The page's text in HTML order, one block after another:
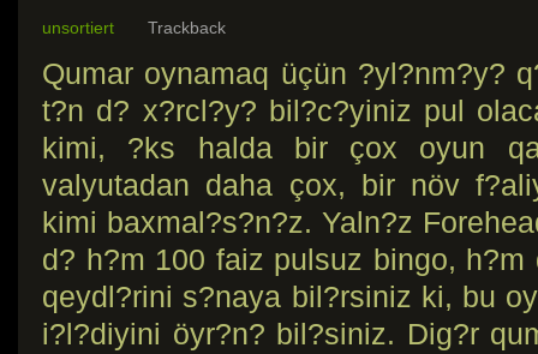
unsortiert Trackback
Qumar oynamaq üçün ?yl?nm?y?
t?n d? x?rcl?y? bil?c?yiniz pul
kimi, ?ks halda bir çox oyun
valyutadan daha çox, bir növ
kimi baxmal?s?n?z. Yaln?z
d? h?m 100 faiz pulsuz bingo,
qeydl?rini s?naya bil?rsiniz ki, bu
i?l?diyini öyr?n? bil?siniz. Dig?r